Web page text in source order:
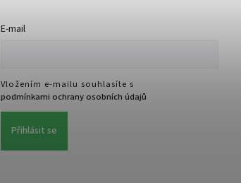
E-mail
Vložením e-mailu souhlasíte s
podmínkami ochrany osobních údajů
Přihlásit se